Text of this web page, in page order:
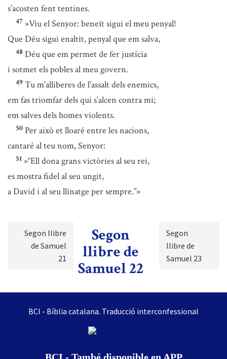
s’acosten fent tentines.
47 »Viu el Senyor: beneït sigui el meu penyal!
Que Déu sigui enaltit, penyal que em salva,
48 Déu que em permet de fer justícia
i sotmet els pobles al meu govern.
49 Tu m’alliberes de l’assalt dels enemics,
em fas triomfar dels qui s’alcen contra mi;
em salves dels homes violents.
50 Per això et lloaré entre les nacions,
cantaré al teu nom, Senyor:
51 »“Ell dona grans victòries al seu rei,
es mostra fidel al seu ungit,
a David i al seu llinatge per sempre.”»
Segon llibre
de Samuel
21
Segon
llibre de
Samuel 22
Segon
llibre de
Samuel 23
BCI - Bíblia catalana. Traducció interconfessional